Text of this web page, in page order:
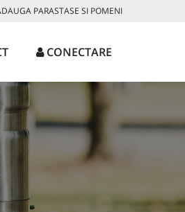
PARASTASE SI POMENI
CONECTARE